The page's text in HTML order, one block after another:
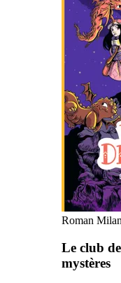
Roman Milan
Le club
mystères